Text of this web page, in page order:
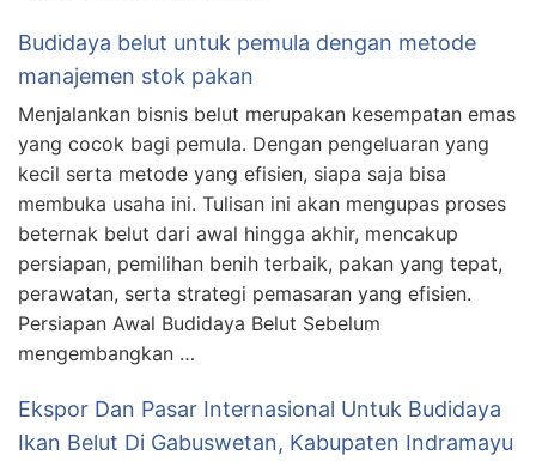
Budidaya belut untuk pemula dengan metode
manajemen stok pakan
Menjalankan bisnis belut merupakan kesempatan emas
yang cocok bagi pemula. Dengan pengeluaran yang
kecil serta metode yang efisien, siapa saja bisa
membuka usaha ini. Tulisan ini akan mengupas proses
beternak belut dari awal hingga akhir, mencakup
persiapan, pemilihan benih terbaik, pakan yang tepat,
perawatan, serta strategi pemasaran yang efisien.
Persiapan Awal Budidaya Belut Sebelum
mengembangkan …
Ekspor Dan Pasar Internasional Untuk Budidaya
Ikan Belut Di Gabuswetan, Kabupaten Indramayu